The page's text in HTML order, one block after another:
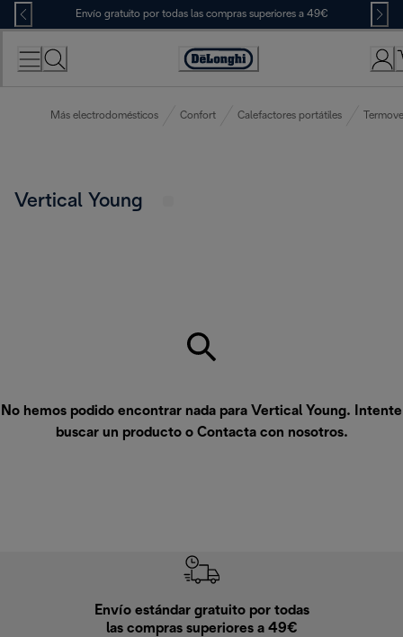
Skip
to
Content
Envío gratuito por todas las compras superiores a 49€
Accessibility
Más electrodomésticos Confort Calefactores portátiles
Vertical Young
No hemos podido encontrar nada para Vertical Young. Intente
buscar un producto o Contacta con nosotros.
Envío estándar gratuito por todas
las compras superiores a 49€